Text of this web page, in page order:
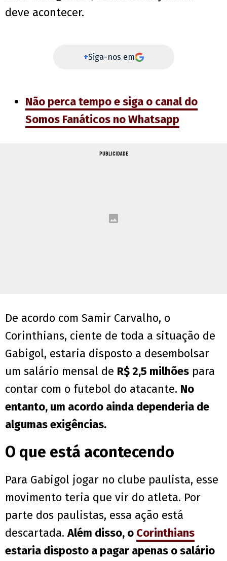
deve acontecer.
+Siga-nos em
Não perca tempo e siga o canal do
Somos Fanáticos no Whatsapp
PUBLICIDADE
De acordo com Samir Carvalho, o
Corinthians, ciente de toda a situação de
Gabigol, estaria disposto a desembolsar
um salário mensal de R$ 2,5 milhões para
contar com o futebol do atacante. No
entanto, um acordo ainda dependeria de
algumas exigências.
O que está acontecendo
Para Gabigol jogar no clube paulista, esse
movimento teria que vir do atleta. Por
parte dos paulistas, essa ação está
descartada.Além disso, o Corinthians
estaria disposto a pagar apenas o salário